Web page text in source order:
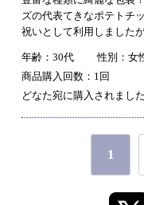
ズの代表てきなポテトチ
祝いとして利用しました
年齢：30代
性別：女
商品購入回数：1回
どなた宛に購入されまし
1